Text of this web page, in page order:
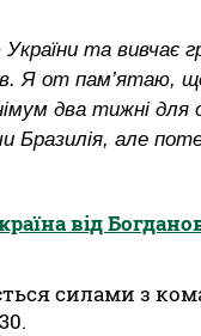
та вивчає
Я от пам’ятаю,
два тижні для
але
від
силами з